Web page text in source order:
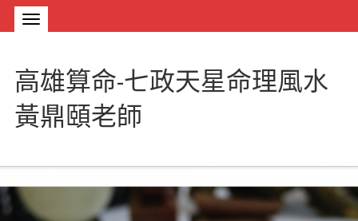
高雄算命-七政天星命理風水
黃鼎頤老師